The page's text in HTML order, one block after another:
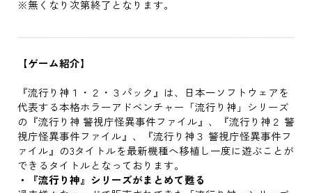
※無くなり次第終了となります。
【ゲーム紹介】
『流行り神１・２・３パック』は、日本一ソフトウェアを
代表する本格ホラーアドベンチャー「流行り神」シリーズ
の『流行り神 警視庁怪異事件ファイル』、『流行り神２ 警
視庁怪異事件ファイル』、『流行り神３ 警視庁怪異事件フ
ァイル』の3タイトルを最新機種へ移植し一度に遊ぶことが
できるタイトルとなっております。
・『流行り神』シリーズがまとめて甦る